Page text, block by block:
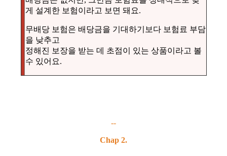
게 설계한 보험이라고 보면 돼요.
무배당 보험은 배당금을 기대하기보다 보험료 부담
을 낮추고
정해진 보장을 받는 데 초점이 있는 상품이라고 볼
수 있어요.
--
Chap 2.